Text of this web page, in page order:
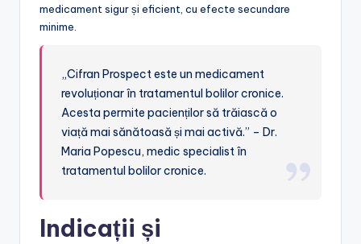
medicament sigur și eficient, cu efecte secundare
minime.
„Cifran Prospect este un medicament
revoluționar în tratamentul bolilor cronice.
Acesta permite pacienților să trăiască o
viață mai sănătoasă și mai activă.” – Dr.
Maria Popescu, medic specialist în
tratamentul bolilor cronice.
Indicații și